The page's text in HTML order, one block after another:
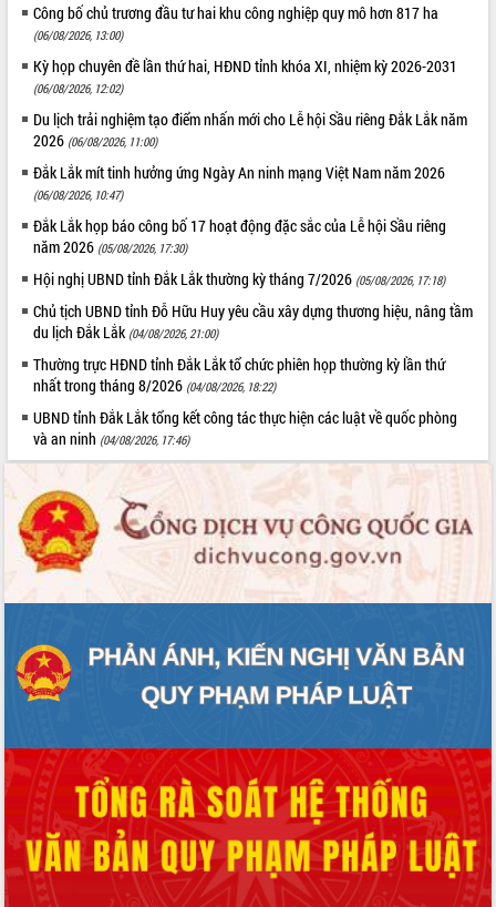
Hôm nay: 14144
Tất cả: 66026884
Công bố chủ trương đầu tư hai khu công nghiệp quy mô hơn 817 ha
(06/08/2026, 13:00)
Kỳ họp chuyên đề lần thứ hai, HĐND tỉnh khóa XI, nhiệm kỳ 2026-2031
(06/08/2026, 12:02)
Du lịch trải nghiệm tạo điểm nhấn mới cho Lễ hội Sầu riêng Đắk Lắk năm
2026 (06/08/2026, 11:00)
Đắk Lắk mít tinh hưởng ứng Ngày An ninh mạng Việt Nam năm 2026
(06/08/2026, 10:47)
Đắk Lắk họp báo công bố 17 hoạt động đặc sắc của Lễ hội Sầu riêng
năm 2026 (05/08/2026, 17:30)
Hội nghị UBND tỉnh Đắk Lắk thường kỳ tháng 7/2026 (05/08/2026, 17:18)
Chủ tịch UBND tỉnh Đỗ Hữu Huy yêu cầu xây dựng thương hiệu, nâng tầm
du lịch Đắk Lắk (04/08/2026, 21:00)
Thường trực HĐND tỉnh Đắk Lắk tổ chức phiên họp thường kỳ lần thứ
nhất trong tháng 8/2026 (04/08/2026, 18:22)
UBND tỉnh Đắk Lắk tổng kết công tác thực hiện các luật về quốc phòng
và an ninh (04/08/2026, 17:46)